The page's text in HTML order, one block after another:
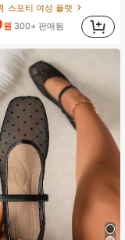
스포티 여성 플랫
원 300+ 판매됨